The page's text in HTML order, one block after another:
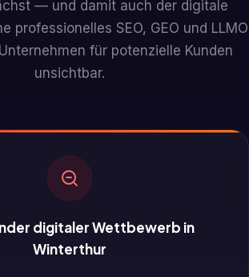
— und damit auch der digitale
professionelles SEO, GEO und LLMO
für potenzielle Kunden
unsichtbar.
digitaler Wettbewerb in
Winterthur